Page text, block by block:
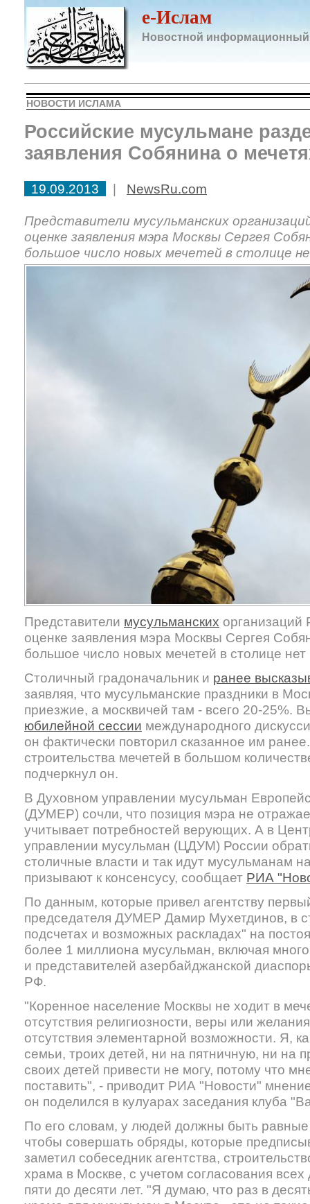
e-Ислам
Новостной информационный
НОВОСТИ ИСЛАМА
Российские мусульмане
заявления Собянина о
19.09.2013 | NewsRu.com
Представители мусульманских
оценке заявления мэра Москвы Сергея
большое число новых мечетей в столице
Представители мусульманских организаций
оценке заявления мэра Москвы Сергея
большое число новых мечетей в столице
Столичный градоначальник и ранее
заявляя, что мусульманские праздники в
приезжие, а москвичей там - всего 20-25%.
юбилейной сессии международного
он фактически повторил сказанное им
строительства мечетей в большом
подчеркнул он.
В Духовном управлении мусульман
(ДУМЕР) сочли, что позиция мэра не
учитывает потребностей верующих. А в
управлении мусульман (ЦДУМ) России
столичные власти и так идут мусульманам
призывают к консенсусу, сообщает РИА
По данным, которые привел агентству
председателя ДУМЕР Дамир Мухетдинов, в
подсчетах и возможных раскладах" на
более 1 миллиона мусульман, включая
и представителей азербайджанской
РФ.
"Коренное население Москвы не ходит в
отсутствия религиозности, веры или
отсутствия элементарной возможности. Я,
семьи, троих детей, ни на пятничную, ни на
своих детей привести не могу, потому что
поставить", - приводит РИА "Новости"
он поделился в кулуарах заседания клуба
По его словам, у людей должны быть равные
чтобы совершать обряды, которые
заметил собеседник агентства,
храма в Москве, с учетом согласования
пяти до десяти лет. "Я думаю, что раз в